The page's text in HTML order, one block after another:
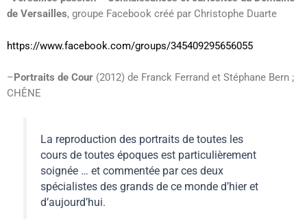
de Versailles, groupe Facebook créé par Christophe Duarte
https://www.facebook.com/groups/345409295656055
–Portraits de Cour (2012) de Franck Ferrand et Stéphane Bern ;
CHÊNE
La reproduction des portraits de toutes les
cours de toutes époques est particulièrement
soignée … et commentée par ces deux
spécialistes des grands de ce monde d’hier et
d’aujourd’hui.